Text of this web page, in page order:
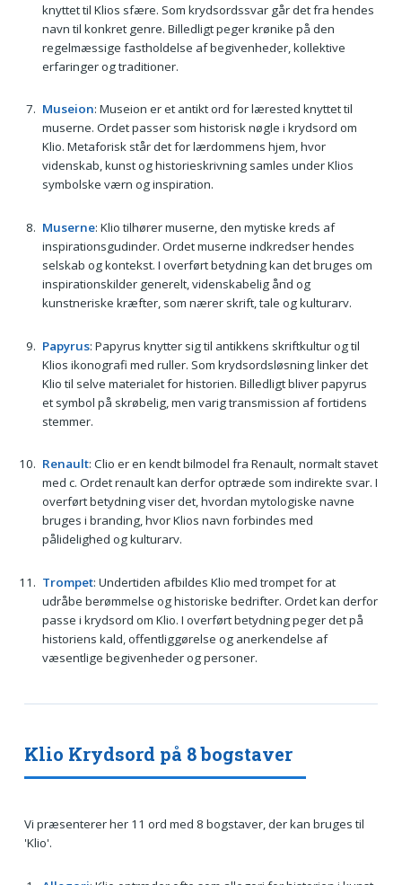
knyttet til Klios sfære. Som krydsordssvar går det fra hendes
navn til konkret genre. Billedligt peger krønike på den
regelmæssige fastholdelse af begivenheder, kollektive
erfaringer og traditioner.
Museion: Museion er et antikt ord for lærested knyttet til
muserne. Ordet passer som historisk nøgle i krydsord om
Klio. Metaforisk står det for lærdommens hjem, hvor
videnskab, kunst og historieskrivning samles under Klios
symbolske værn og inspiration.
Muserne: Klio tilhører muserne, den mytiske kreds af
inspirationsgudinder. Ordet muserne indkredser hendes
selskab og kontekst. I overført betydning kan det bruges om
inspirationskilder generelt, videnskabelig ånd og
kunstneriske kræfter, som nærer skrift, tale og kulturarv.
Papyrus: Papyrus knytter sig til antikkens skriftkultur og til
Klios ikonografi med ruller. Som krydsordsløsning linker det
Klio til selve materialet for historien. Billedligt bliver papyrus
et symbol på skrøbelig, men varig transmission af fortidens
stemmer.
Renault: Clio er en kendt bilmodel fra Renault, normalt stavet
med c. Ordet renault kan derfor optræde som indirekte svar. I
overført betydning viser det, hvordan mytologiske navne
bruges i branding, hvor Klios navn forbindes med
pålidelighed og kulturarv.
Trompet: Undertiden afbildes Klio med trompet for at
udråbe berømmelse og historiske bedrifter. Ordet kan derfor
passe i krydsord om Klio. I overført betydning peger det på
historiens kald, offentliggørelse og anerkendelse af
væsentlige begivenheder og personer.
Klio Krydsord på 8 bogstaver
Vi præsenterer her 11 ord med 8 bogstaver, der kan bruges til
'Klio'.